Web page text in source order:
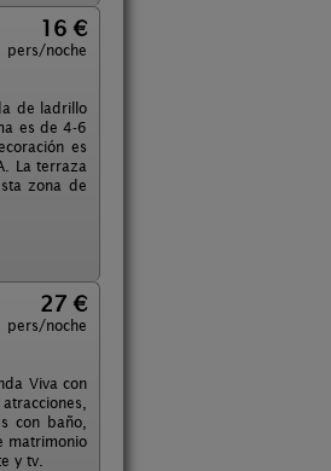
16 €
pers/noche
de ladrillo
es de 4-6
es
La terraza
zona de
27 €
pers/noche
Viva con
con baño,
matrimonio
y tv.